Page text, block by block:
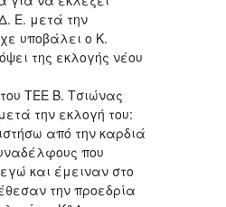
Ε. μετά την
υποβάλει ο Κ.
της εκλογής νέου
ΤΕΕ Β. Τσιώνας
την εκλογή του:
από την καρδιά
που
και έμειναν στο
την προεδρία